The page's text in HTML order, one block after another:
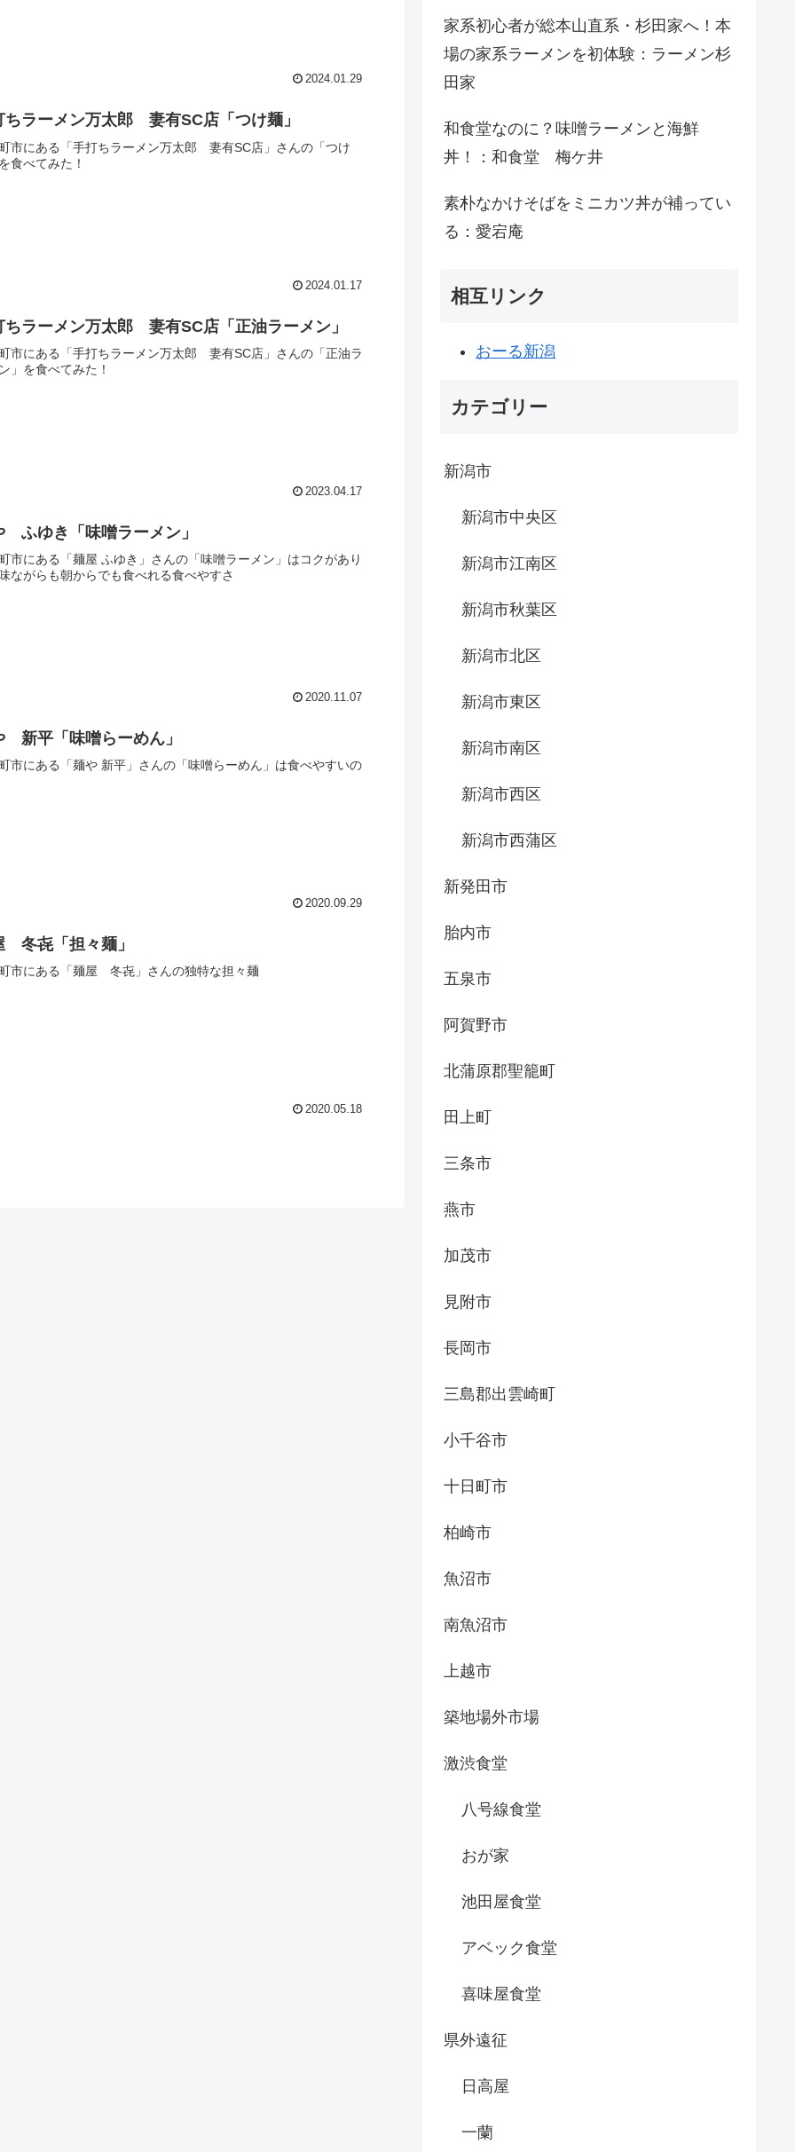
2024.01.29
ちラーメン万太郎 妻有SC店「つけ麺」
市にある「手打ちラーメン万太郎 妻有SC店」さんの「つけ
食べてみた！
2024.01.17
ちラーメン万太郎 妻有SC店「正油ラーメン」
市にある「手打ちラーメン万太郎 妻有SC店」さんの「正油ラ
」を食べてみた！
2023.04.17
ふゆき「味噌ラーメン」
市にある「麺屋 ふゆき」さんの「味噌ラーメン」はコクがあり
ながらも朝からでも食べれる食べやすさ
2020.11.07
新平「味噌らーめん」
市にある「麺や 新平」さんの「味噌らーめん」は食べやすいの
2020.09.29
冬㐂「担々麺」
市にある「麺屋 冬㐂」さんの独特な担々麺
2020.05.18
家系初心者が総本山直系・杉田家へ！本
場の家系ラーメンを初体験：ラーメン杉
田家
和食堂なのに？味噌ラーメンと海鮮
丼！：和食堂 梅ケ井
素朴なかけそばをミニカツ丼が補ってい
る：愛宕庵
相互リンク
おーる新潟
カテゴリー
新潟市
新潟市中央区
新潟市江南区
新潟市秋葉区
新潟市北区
新潟市東区
新潟市南区
新潟市西区
新潟市西蒲区
新発田市
胎内市
五泉市
阿賀野市
北蒲原郡聖籠町
田上町
三条市
燕市
加茂市
見附市
長岡市
三島郡出雲崎町
小千谷市
十日町市
柏崎市
魚沼市
南魚沼市
上越市
築地場外市場
激渋食堂
八号線食堂
おが家
池田屋食堂
アベック食堂
喜味屋食堂
県外遠征
日高屋
一蘭